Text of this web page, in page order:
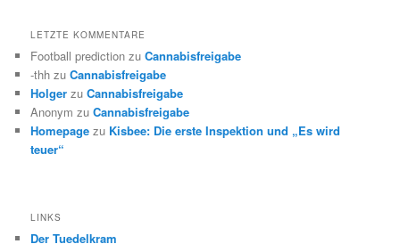
LETZTE KOMMENTARE
Football prediction zuCannabisfreigabe
-thh zuCannabisfreigabe
Holger zuCannabisfreigabe
Anonym zuCannabisfreigabe
Homepage zu Kisbee: Die erste Inspektion und „Es wird
teuer“
LINKS
Der Tuedelkram